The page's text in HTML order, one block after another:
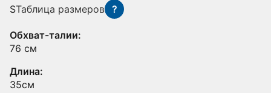
SТаблица размеров ?
Обхват-талии:
76 см
Длина:
35см